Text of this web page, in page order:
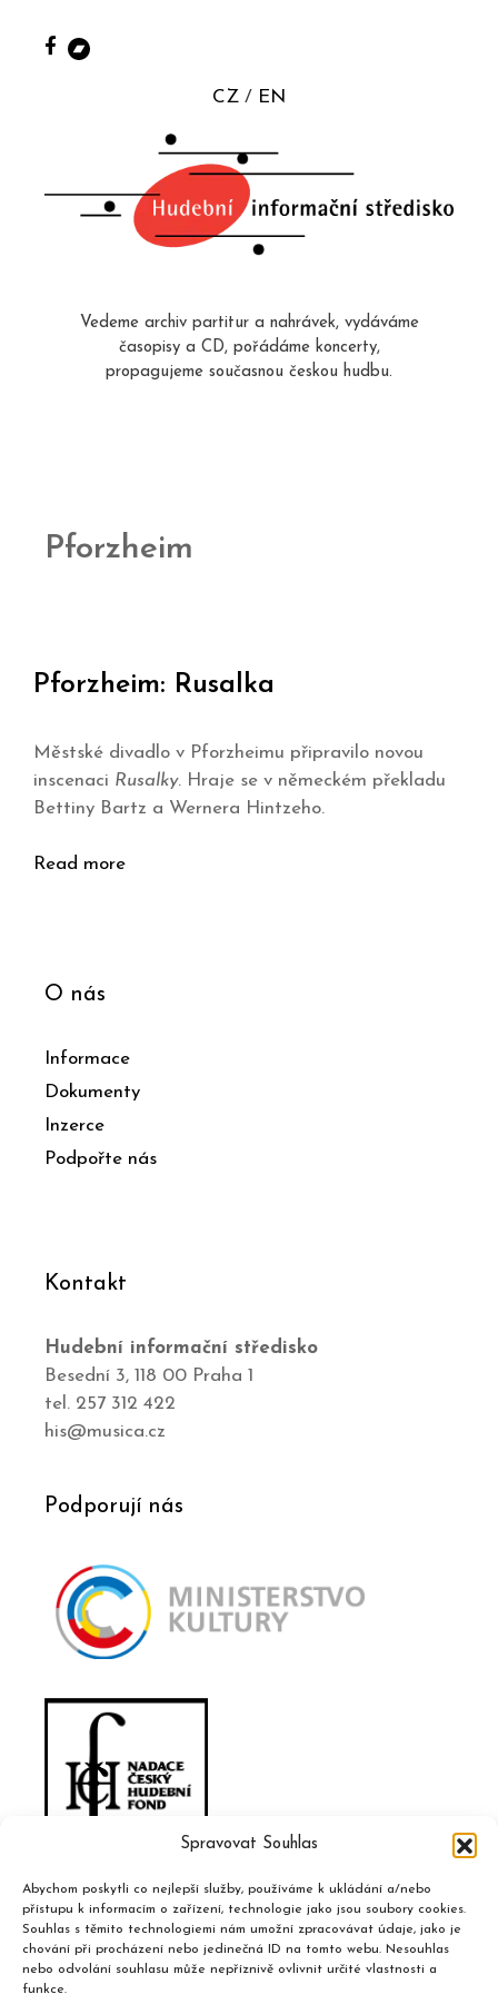
Spravovat Souhlas
Abychom poskytli co nejlepší služby, používáme k ukládání a/nebo
přístupu k informacím o zařízení, technologie jako jsou soubory cookies.
Souhlas s těmito technologiemi nám umožní zpracovávat údaje, jako je
chování při procházení nebo jedinečná ID na tomto webu. Nesouhlas
nebo odvolání souhlasu může nepříznivě ovlivnit určité vlastnosti a
funkce.
CZ EN
Vedeme archiv partitur a nahrávek, vydáváme
časopisy a CD, pořádáme koncerty,
propagujeme současnou českou hudbu.
Pforzheim
Pforzheim: Rusalka
Městské divadlo v Pforzheimu připravilo novou
inscenaci Rusalky. Hraje se v německém překladu
Bettiny Bartz a Wernera Hintzeho.
Read more
O nás
Informace
Dokumenty
Inzerce
Podpořte nás
Kontakt
Hudební informační středisko
Besední 3, 118 00 Praha 1
tel. 257 312 422
his@musica.cz
Podporují nás